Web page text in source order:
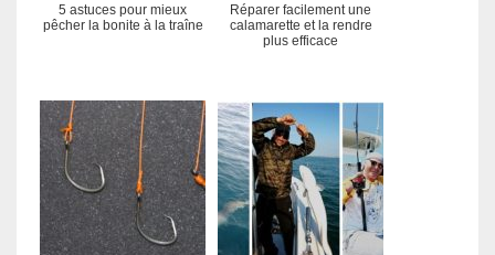
5 astuces pour mieux
pêcher la bonite à la traîne
Réparer facilement une
calamarette et la rendre
plus efficace